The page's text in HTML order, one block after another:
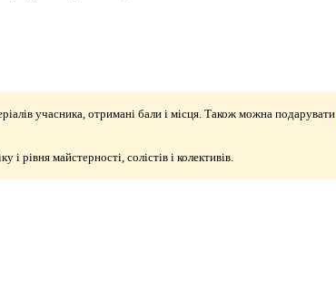
учасника, отримані бали і місця. Також можна подарувати
і рівня майстерності, солістів і колективів.